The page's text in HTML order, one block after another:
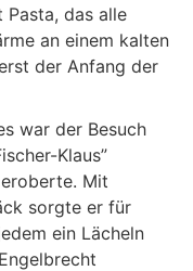
das alle
an einem kalten
der Anfang der
war der Besuch
Klaus”
Mit
sorgte er für
ein Lächeln